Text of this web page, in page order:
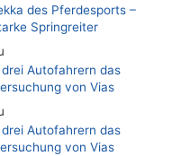
des Pferdesports –
Springreiter
Autofahrern das
von Vias
Autofahrern das
von Vias